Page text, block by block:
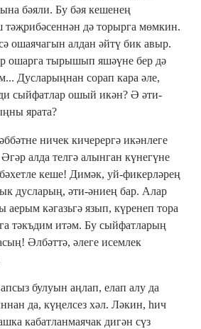
бәяли. Бу бәя кешенең
дә торырга мөмкин.
ошаячагын алдан әйтү бик авыр.
ошарга тырышып яшәүне бер дә
Дусларыңнан сорап кара әле,
сыйфатлар ошый икән? Ә әти-
ярата?
ничек кичерергә икәнлеге
алда телгә алынган күнегүне
кеше! Димәк, уй-фикерләрең
дусларың, әти-әниең бар. Алар
аерым кәгазьгә язып, күренеп тора
тәкъдим итәм. Бу сыйфатларың
Әлбәттә, әлеге исемлек
булуын аңлап, елап алу да
да, күңелсез хәл. Ләкин, һич
кабатланмаячак дигән сүз